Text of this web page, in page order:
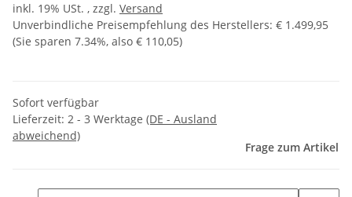
inkl. 19% USt. , zzgl. Versand
Unverbindliche Preisempfehlung des Herstellers: € 1.499,95
(Sie sparen 7.34%, also € 110,05)
Sofort verfügbar
Lieferzeit: 2 - 3 Werktage (DE - Ausland
abweichend)
Frage zum Artikel